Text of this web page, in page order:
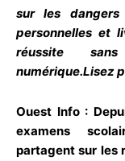
sur les
personnelles et
réussite
numérique.Lisez
Ouest Info :
examens
partagent sur les